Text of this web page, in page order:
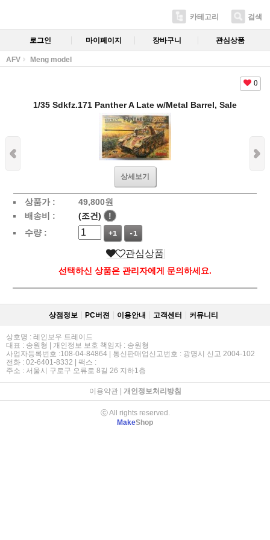
카테고리 검색
로그인 마이페이지 장바구니 관심상품
AFV Meng model
0
1/35 Sdkfz.171 Panther A Late w/Metal Barrel, Sale
상세보기
상품가 : 49,800원
배송비 :
(조건)
!
수량 :
+1 -1
관심상품
선택하신 상품은 관리자에게 문의하세요.
상점정보 PC버젼 이용안내 고객센터 커뮤니티
상호명 : 레인보우 트레이드
대표 : 송원형 | 개인정보 보호 책임자 : 송원형
사업자등록번호 :108-04-84864 | 통신판매업신고번호 : 광명시 신고 2004-102
전화 : 02-6401-8332 | 팩스 :
주소 : 서울시 구로구 오류로 8길 26 지하1층
이용약관| 개인정보처리방침
ⓒ All rights reserved.
MakeShop